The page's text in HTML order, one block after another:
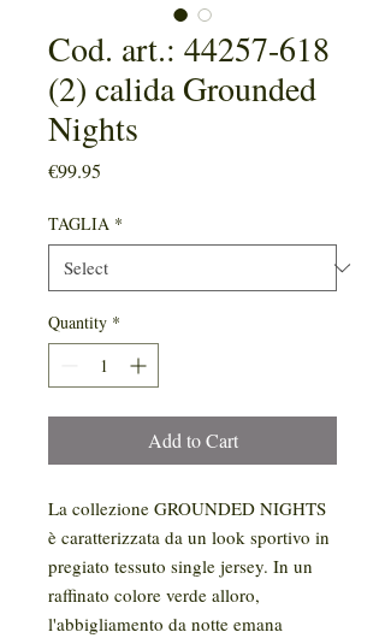
Cod. art.: 44257-618
(2) calida Grounded
Nights
€99.95
TAGLIA *
Quantity *
Add to Cart
La collezione GROUNDED NIGHTS
è caratterizzata da un look sportivo in
pregiato tessuto single jersey. In un
raffinato colore verde alloro,
l'abbigliamento da notte emana